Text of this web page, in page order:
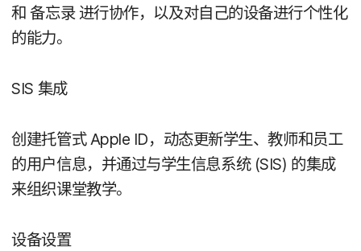
和 备​忘录 进行​协作，​以及​对​自己​的​设备​进行​个性化​
的​能力。
SIS 集成
创建托​管式Apple ID，​动态​更​新​学生、​教师​和​员工​
的​用户​信息，​并​通过​与​学生​信息​系统 (SIS) 的​集成​
来​组织​课堂​教学。
设备​设置